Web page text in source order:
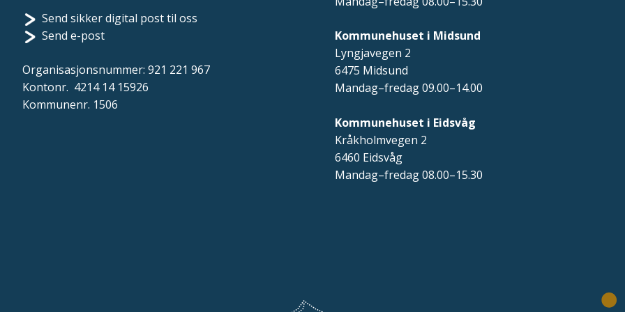
Send sikker digital post til oss
Send e-post
Organisasjonsnummer: 921 221 967
Kontonr. 4214 14 15926
Kommunenr. 1506
Kommunehuset i Midsund
Lyngjavegen 2
6475 Midsund
Mandag–fredag 09.00–14.00
Kommunehuset i Eidsvåg
Kråkholmvegen 2
6460 Eidsvåg
Mandag–fredag 08.00–15.30